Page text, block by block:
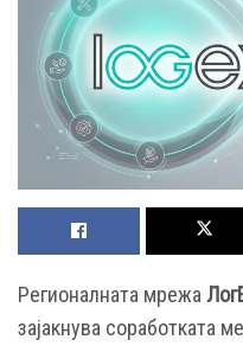
Регионалната мрежа
зајакнува соработката